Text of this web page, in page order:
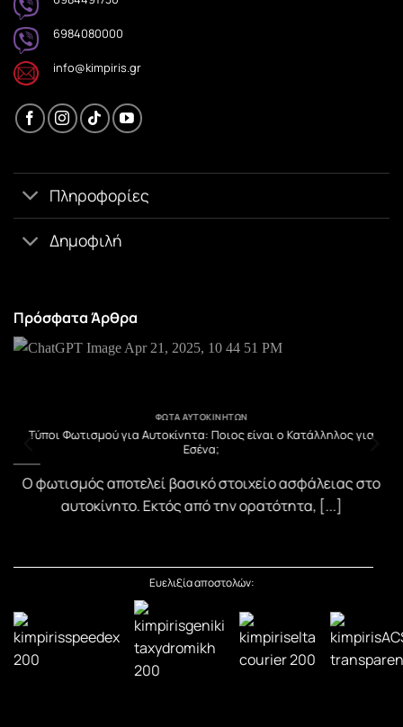
6984080000
info@kimpiris.gr
Πληροφορίες
Δημοφιλή
Πρόσφατα Άρθρα
ΦΏΤΑ ΑΥΤΟΚΙΝΉΤΩΝ
Τύποι Φωτισμού για Αυτοκίνητα: Ποιος είναι ο Κατάλληλος για
Εσένα;
Ο φωτισμός αποτελεί βασικό στοιχείο ασφάλειας στο
αυτοκίνητο. Εκτός από την ορατότητα, [...]
Ευελιξία αποστολών: